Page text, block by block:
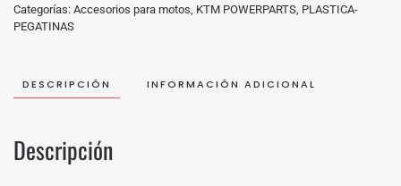
Categorías: Accesorios para motos, KTM POWERPARTS, PLASTICA-
PEGATINAS
DESCRIPCIÓN INFORMACIÓN ADICIONAL
Descripción